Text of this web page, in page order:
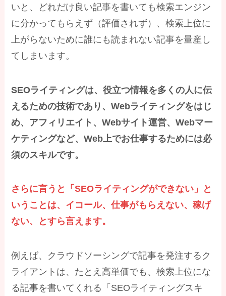
いと、どれだけ良い記事を書いても検索エンジン
に分かってもらえず（評価されず）、検索上位に
上がらないために誰にも読まれない記事を量産し
てしまいます。
SEOライティングは、役立つ情報を多くの人に伝
えるための技術であり、Webライティングをはじ
め、アフィリエイト、Webサイト運営、Webマー
ケティングなど、Web上でお仕事するためには必
須のスキルです。
さらに言うと「SEOライティングができない」と
いうことは、イコール、仕事がもらえない、稼げ
ない、とすら言えます。
例えば、クラウドソーシングで記事を発注するク
ライアントは、たとえ高単価でも、検索上位にな
る記事を書いてくれる「SEOライティングスキ